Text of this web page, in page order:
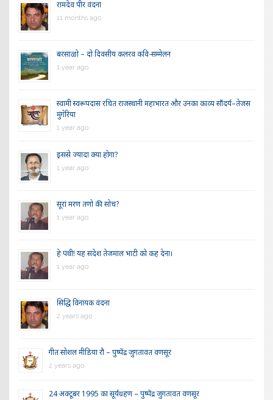
रामदेव पीर वंदना
11 months ago
बरसाळो – दो दिवसीय कलरव कवि-सम्मेलन
1 year ago
स्वामी स्वरूपदास रचित राजस्थानी महाभारत और उनका काव्य सौंदर्य–तेजस
मुंगेरिया
1 year ago
इससे ज्यादा क्या होगा?
1 year ago
सूरां मरण तणो की सोच?
1 year ago
हे पंथी! यह संदेश तेजमाल भाटी को कह देना।
1 year ago
सिद्धि विनायक वंदना
2 years ago
गीत सोशल मीडिया रौ – पुष्पेंद्र जुगतावत वणसूर
2 years ago
24 अक्टूबर 1995 का सूर्यग्रहण – पुष्पेंद्र जुगतावत वणसूर